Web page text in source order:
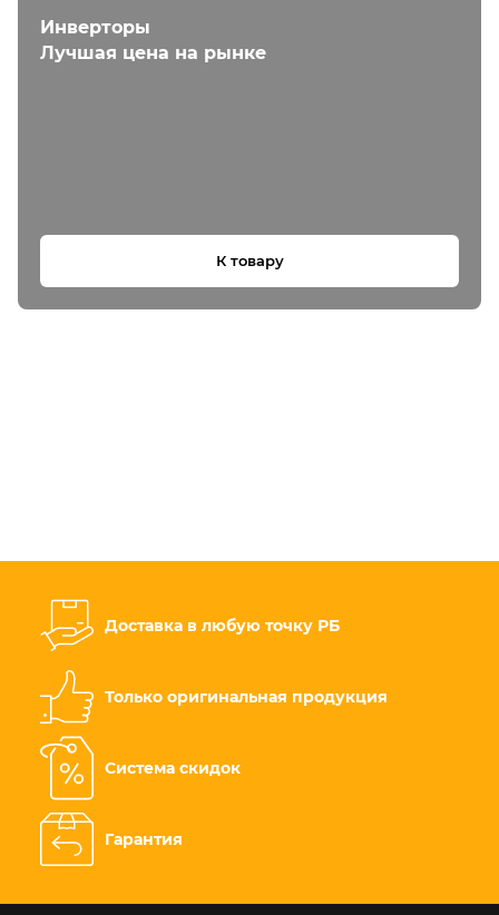
Инверторы
Лучшая цена на рынке
К товару
Доставка в любую точку РБ
Только оригинальная продукция
Система скидок
Гарантия